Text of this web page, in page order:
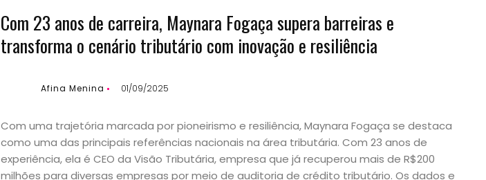
Com 23 anos de carreira, Maynara Fogaça supera barreiras e
transforma o cenário tributário com inovação e resiliência
Afina Menina 01/09/2025
Com uma trajetória marcada por pioneirismo e resiliência, Maynara Fogaça se destaca
como uma das principais referências nacionais na área tributária. Com 23 anos de
experiência, ela é CEO da Visão Tributária, empresa que já recuperou mais de R$200
milhões para diversas empresas por meio de auditoria de crédito tributário. Os dados e